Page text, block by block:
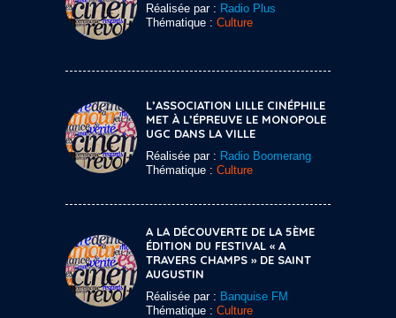
Réalisée par : Radio Plus
Thématique : Culture
L’ASSOCIATION LILLE CINÉPHILE
MET À L’ÉPREUVE LE MONOPOLE
UGC DANS LA VILLE
Réalisée par : Radio Boomerang
Thématique : Culture
A LA DÉCOUVERTE DE LA 5ÈME
ÉDITION DU FESTIVAL « A
TRAVERS CHAMPS » DE SAINT
AUGUSTIN
Réalisée par : Banquise FM
Thématique : Culture